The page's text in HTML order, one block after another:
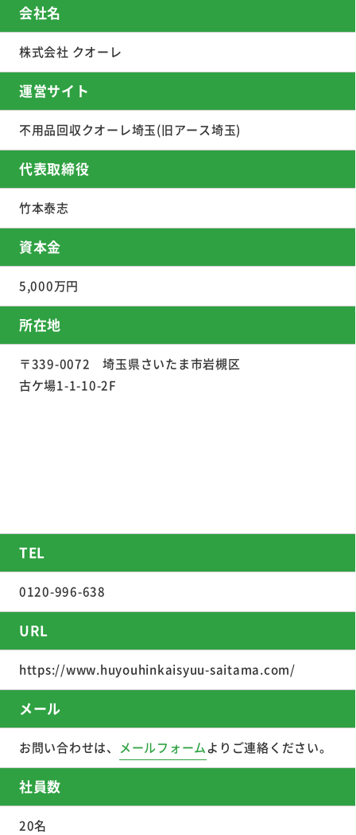
会社名
株式会社 クオーレ
運営サイト
不用品回収クオーレ埼玉(旧アース埼玉)
代表取締役
竹本泰志
資本金
5,000万円
所在地
〒339-0072 埼玉県さいたま市岩槻区
古ケ場1-1-10-2F
TEL
0120-996-638
URL
https://www.huyouhinkaisyuu-saitama.com/
メール
お問い合わせは、 メールフォームよりご連絡ください。
社員数
20名